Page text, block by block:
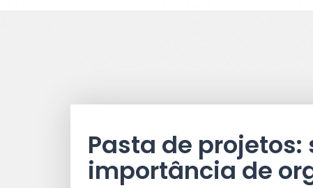
Pasta de projetos:
importância de